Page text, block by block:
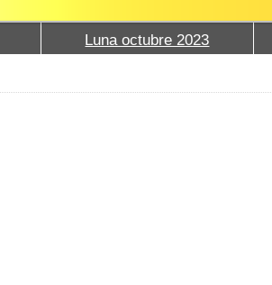
Luna octubre 2023